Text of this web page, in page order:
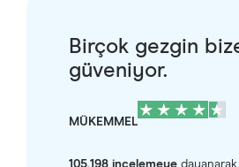
Birçok gezgin
güveniyor.
MÜKEMMEL
105.198 incelemeyedayanarak